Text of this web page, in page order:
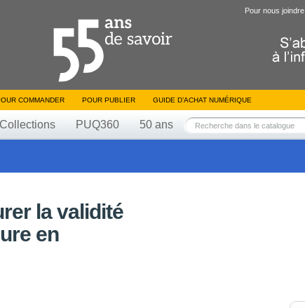
Pour nous joindre
COMMANDER POUR PUBLIER GUIDE D’ACHAT NUMÉRIQUE
Collections PUQ360 50 ans
la validité
en